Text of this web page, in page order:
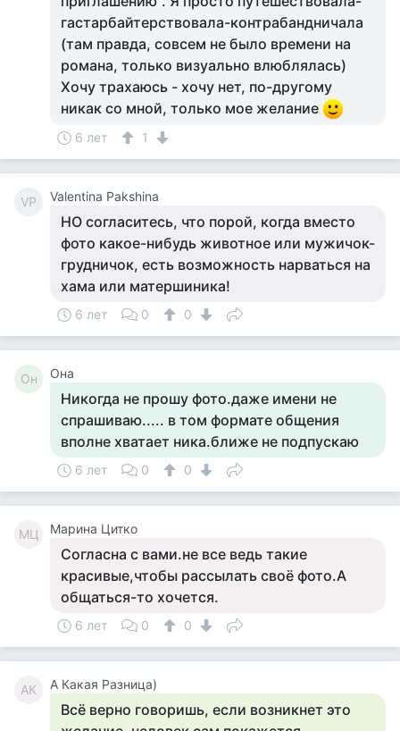
гастарбайтерствовала-контрабандничала
(там правда, совсем не было времени на
романа, только визуально влюблялась)
Хочу трахаюсь - хочу нет, по-другому
никак со мной, только мое желание
6 лет 1
VP Valentina Pakshina
НО согласитесь, что порой, когда вместо
фото какое-нибудь животное или мужичок-
грудничок, есть возможность нарваться на
хама или матершиника!
6 лет 0 0
Он Она
Никогда не прошу фото.даже имени не
спрашиваю..... в том формате общения
вполне хватает ника.ближе не подпускаю
6 лет 0 0
МЦ Марина Цитко
Согласна с вами.не все ведь такие
красивые,чтобы рассылать своё фото.А
общаться-то хочется.
6 лет 0 0
АК А Какая Разница)
Всё верно говоришь, если возникнет это